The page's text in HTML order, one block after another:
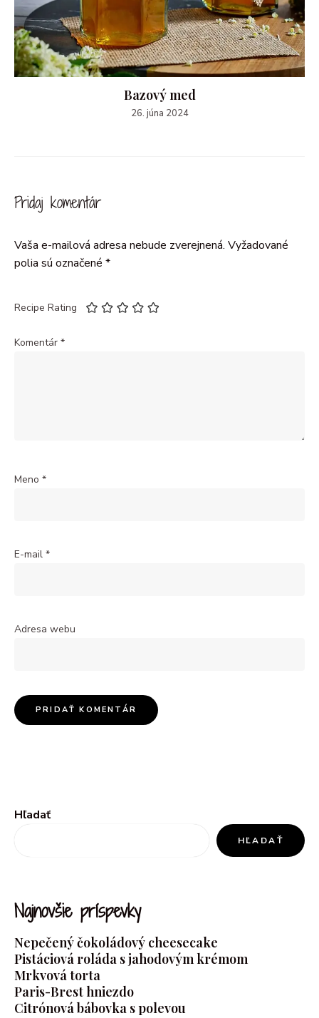
Bazový med
26. júna 2024
Pridaj komentár
Vaša e-mailová adresa nebude zverejnená. Vyžadované
polia sú označené *
Recipe Rating
Komentár *
Meno *
E-mail *
Adresa webu
Hľadať
HĽADAŤ
Najnovšie príspevky
Nepečený čokoládový cheesecake
Pistáciová roláda s jahodovým krémom
Mrkvová torta
Paris-Brest hniezdo
Citrónová bábovka s polevou